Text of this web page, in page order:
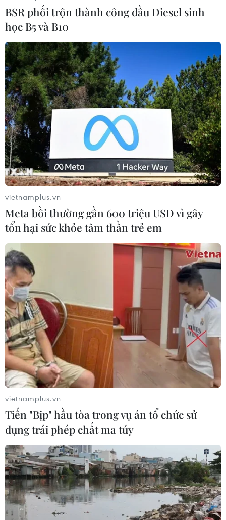
BSR phối trộn thành công dầu Diesel sinh
học B5 và B10
vietnamplus.vn
Meta bồi thường gần 600 triệu USD vì gây
tổn hại sức khỏe tâm thần trẻ em
vietnamplus.vn
Tiến "Bịp" hầu tòa trong vụ án tổ chức sử
dụng trái phép chất ma túy